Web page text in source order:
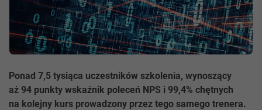
Ponad 7,5 tysiąca uczestników szkolenia, wynoszący
aż 94 punkty wskaźnik poleceń NPS i 99,4% chętnych
na kolejny kurs prowadzony przez tego samego trenera.